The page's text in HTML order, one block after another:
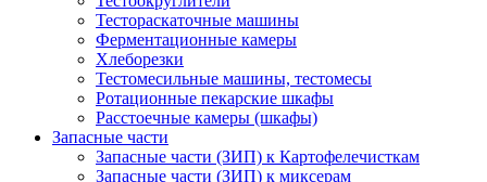
Тестораскаточные машины
Ферментационные камеры
Хлеборезки
Тестомесильные машины, тестомесы
Ротационные пекарские шкафы
Расстоечные камеры (шкафы)
Запасные части
Запасные части (ЗИП) к Картофелечисткам
Запасные части (ЗИП) к миксерам